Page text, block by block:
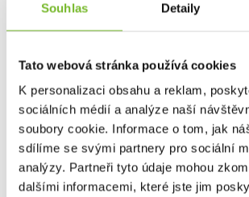
Souhlas Detaily
Tato webová stránka používá cookies
K personalizaci obsahu a reklam,
sociálních médií a analýze naší
soubory cookie. Informace o tom, jak
sdílíme se svými partnery pro sociální
analýzy. Partneři tyto údaje mohou
dalšími informacemi, které jste jim
Praktický klip:
jednoduché
oděv
Dotaz
Mohlo by Vás zajímat